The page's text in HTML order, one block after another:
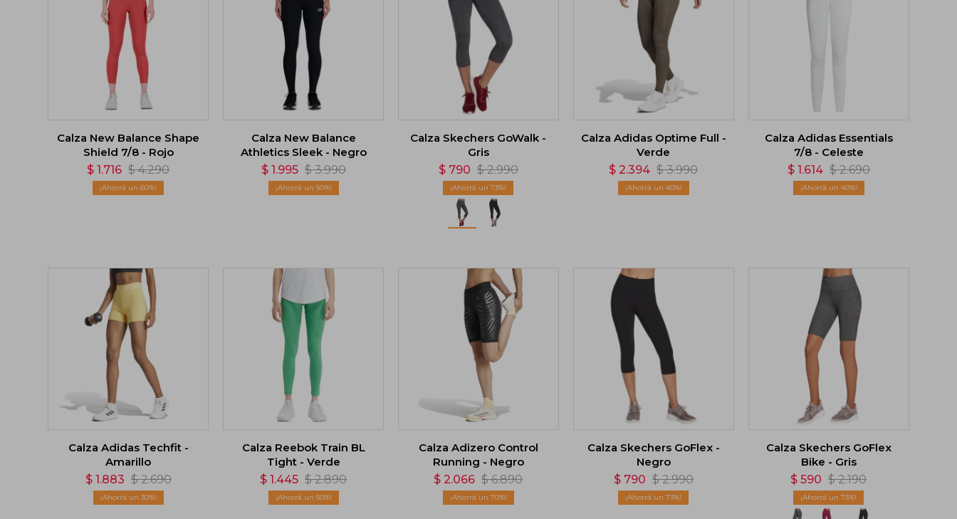
Calza New Balance Shape
Shield 7/8 - Rojo
$ 1.716 $ 4.290
60
Calza New Balance
Athletics Sleek - Negro
$ 1.995 $ 3.990
50
Calza Skechers GoWalk -
Gris
$ 790 $ 2.990
73
Calza Adidas Optime Full -
Verde
$ 2.394 $ 3.990
40
Calza Adidas Essentials
7/8 - Celeste
$ 1.614 $ 2.690
40
Calza Adidas Techfit -
Amarillo
$ 1.883 $ 2.690
30
Calza Reebok Train BL
Tight - Verde
$ 1.445 $ 2.890
50
Calza Adizero Control
Running - Negro
$ 2.066 $ 6.890
70
Calza Skechers GoFlex -
Negro
$ 790 $ 2.990
73
Calza Skechers GoFlex
Bike - Gris
$ 590 $ 2.190
73